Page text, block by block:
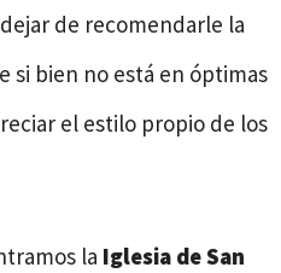
de recomendarle la
si bien no está en óptimas
el estilo propio de los
la Iglesia de San